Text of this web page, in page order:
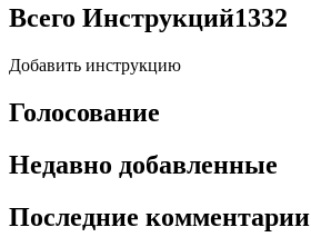
Всего Инструкций1332
Добавить инструкцию
Голосование
Недавно добавленные
Последние комментарии